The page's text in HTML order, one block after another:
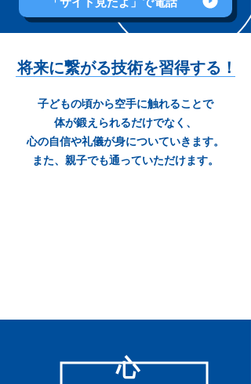
将来に繋がる技術を習得する！
子どもの頃から空手に触れることで
体が鍛えられるだけでなく、
心の自信や礼儀が身についていきます。
また、親子でも通っていただけます。
心